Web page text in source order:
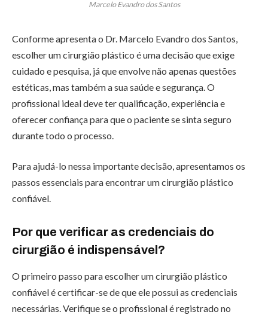
Marcelo Evandro dos Santos
Conforme apresenta o Dr. Marcelo Evandro dos Santos,
escolher um cirurgião plástico é uma decisão que exige
cuidado e pesquisa, já que envolve não apenas questões
estéticas, mas também a sua saúde e segurança. O
profissional ideal deve ter qualificação, experiência e
oferecer confiança para que o paciente se sinta seguro
durante todo o processo.
Para ajudá-lo nessa importante decisão, apresentamos os
passos essenciais para encontrar um cirurgião plástico
confiável.
Por que verificar as credenciais do
cirurgião é indispensável?
O primeiro passo para escolher um cirurgião plástico
confiável é certificar-se de que ele possui as credenciais
necessárias. Verifique se o profissional é registrado no